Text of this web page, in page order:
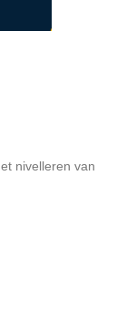
nivelleren van